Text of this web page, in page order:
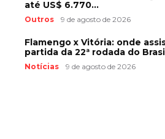
até US$ 6.770...
Outros 9 de agosto de 2026
Flamengo x Vitória: onde
partida da 22ª rodada do
Notícias 9 de agosto de 2026